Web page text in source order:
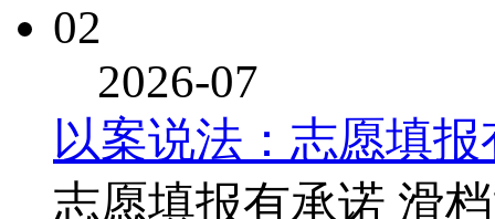
02
2026-07
以案说法：志愿填
志愿填报有承诺 滑